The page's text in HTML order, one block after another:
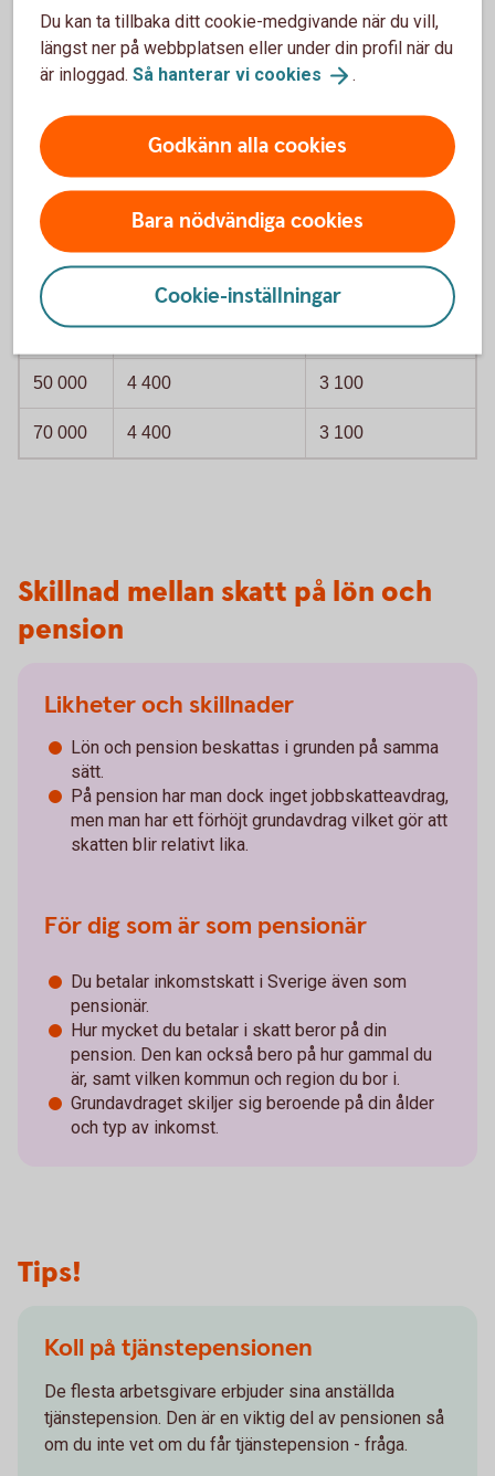
Jobbskatteavdrag, kronor per månad och
om inkomst är från arbete. Avrundade tal
Inkomst
Om vid årets ingång
inte fyllt 66 år
Om vid årets
ingång fyllt 66 år
20 000 2 200
30 000 3 300 3 100
50 000 4 400 3 100
70 000 4 400 3 100
Skillnad mellan skatt på lön och
pension
Likheter och skillnader
Lön och pension beskattas i grunden på samma
sätt.
På pension har man dock inget jobbskatteavdrag,
men man har ett förhöjt grundavdrag vilket gör att
skatten blir relativt lika.
För dig som är som pensionär
Du betalar inkomstskatt i Sverige även som
pensionär.
Hur mycket du betalar i skatt beror på din
pension. Den kan också bero på hur gammal du
är, samt vilken kommun och region du bor i.
Grundavdraget skiljer sig beroende på din ålder
och typ av inkomst.
Tips!
Koll på tjänstepensionen
De flesta arbetsgivare erbjuder sina anställda
tjänstepension. Den är en viktig del av pensionen så
om du inte vet om du får tjänstepension - fråga.
Du kan ta tillbaka ditt cookie-medgivande när du vill,
längst ner på webbplatsen eller under din profil när du
är inloggad. Så hanterar vi cookies .
Godkänn alla cookies
Bara nödvändiga cookies
Cookie-inställningar